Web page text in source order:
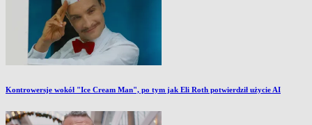
Kontrowersje wokół "Ice Cream Man", po tym jak Eli Roth potwierdził użycie AI